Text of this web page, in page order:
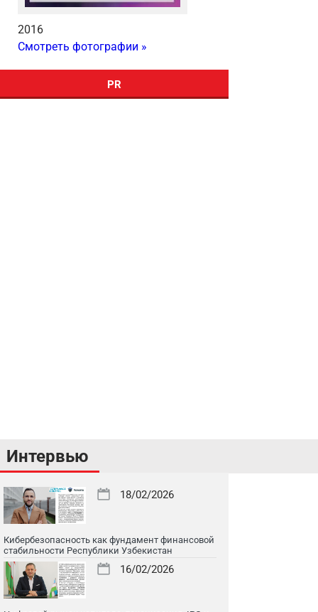
2016
Смотреть фотографии »
PR
Интервью
18/02/2026
Кибербезопасность как фундамент финансовой
стабильности Республики Узбекистан
16/02/2026